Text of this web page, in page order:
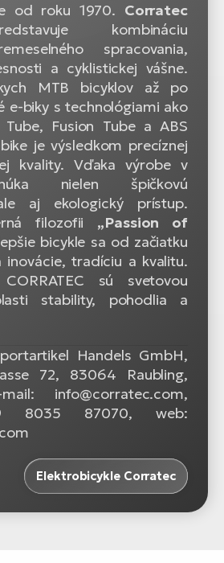
od roku 1970. Corratec
kombináciu
spracovania,
a cyklistickej vášne.
MTB bicyklov až po
e-biky s technológiami ako
Fusion Tube a ABS
je výsledkom precíznej
kvality. Vďaka výrobe v
nielen špičkovú
aj ekologický prístup.
filozofii „Passion of
bicykle sa od začiatku
inovácie, tradíciu a kvalitu.
CORRATEC sú svetovou
stability, pohodlia a
Handels GmbH,
72, 83064 Raubling,
info@corratec.com,
8035 87070, web:
Elektrobicykle Corratec